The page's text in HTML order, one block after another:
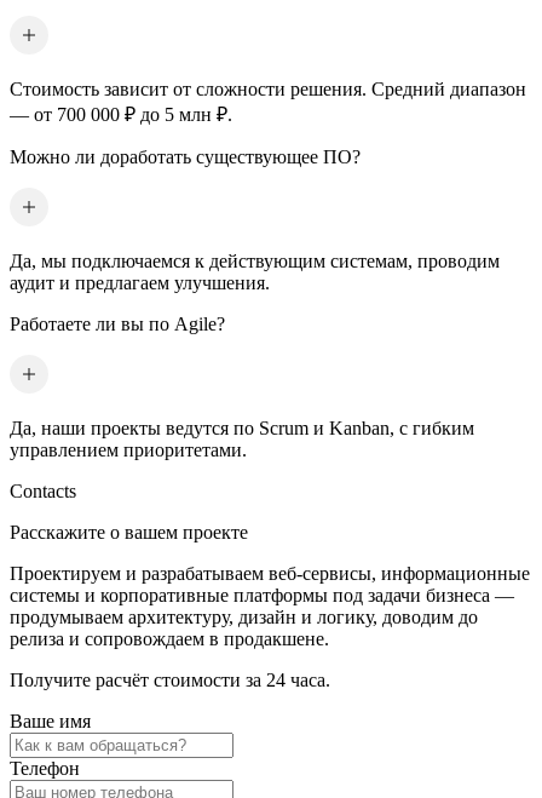
Стоимость зависит от сложности решения. Средний диапазон
— от 700 000 ₽ до 5 млн ₽.
Можно ли доработать существующее ПО?
Да, мы подключаемся к действующим системам, проводим
аудит и предлагаем улучшения.
Работаете ли вы по Agile?
Да, наши проекты ведутся по Scrum и Kanban, с гибким
управлением приоритетами.
Contacts
Расскажите о вашем проекте
Проектируем и разрабатываем веб-сервисы, информационные
системы и корпоративные платформы под задачи бизнеса —
продумываем архитектуру, дизайн и логику, доводим до
релиза и сопровождаем в продакшене.
Получите расчёт стоимости за 24 часа.
Ваше имя
Телефон